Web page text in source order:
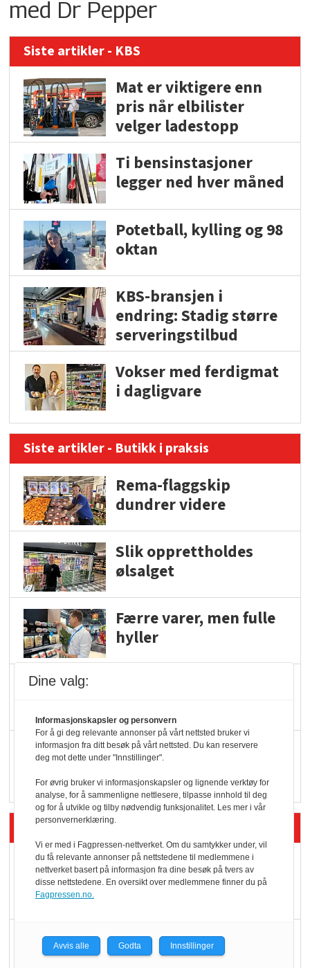
med Dr Pepper
Siste artikler - KBS
Mat er viktigere enn
pris når elbilister
velger ladestopp
Ti bensinstasjoner
legger ned hver måned
Potetball, kylling og 98
oktan
KBS-bransjen i
endring: Stadig større
serveringstilbud
Vokser med ferdigmat
i dagligvare
Siste artikler - Butikk i praksis
Rema-flaggskip
dundrer videre
Slik opprettholdes
ølsalget
Færre varer, men fulle
hyller
Q passerte 1 milliard i
Siste artikler - Økologisk
Kolonihagens norske
yoghurt: Trues av
Marit Kolby vant
Økologisk Norge sin
Dine valg:
Informasjonskapsler og personvern
For å gi deg relevante annonser på vårt nettsted bruker vi
informasjon fra ditt besøk på vårt nettsted. Du kan reservere
deg mot dette under "Innstillinger".
For øvrig bruker vi informasjonskapsler og lignende verktøy for
analyse, for å sammenligne nettlesere, tilpasse innhold til deg
og for å utvikle og tilby nødvendig funksjonalitet. Les mer i vår
personvernerklæring.
Vi er med i Fagpressen-nettverket. Om du samtykker under, vil
du få relevante annonser på nettstedene til medlemmene i
nettverket basert på informasjon fra dine besøk på tvers av
disse nettstedene. En oversikt over medlemmene finner du på
Fagpressen.no.
Avvis alle Godta Innstillinger